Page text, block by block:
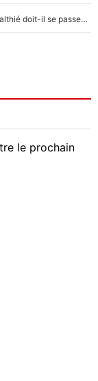
Le XV de France a trouvé son remplaçant : Fabien Galthié doit-il se passer d'Antoine Dupont ?
le prochain